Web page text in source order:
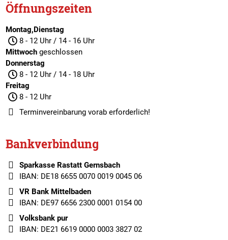
Öffnungszeiten
Montag,Dienstag
8 - 12 Uhr / 14 - 16 Uhr
Mittwochgeschlossen
Donnerstag
8 - 12 Uhr / 14 - 18 Uhr
Freitag
8 - 12 Uhr
Terminvereinbarungvorab erforderlich!
Bankverbindung
Sparkasse Rastatt Gernsbach
IBAN: DE18 6655 0070 0019 0045 06
VR Bank Mittelbaden
IBAN: DE97 6656 2300 0001 0154 00
Volksbank pur
IBAN: DE21 6619 0000 0003 3827 02